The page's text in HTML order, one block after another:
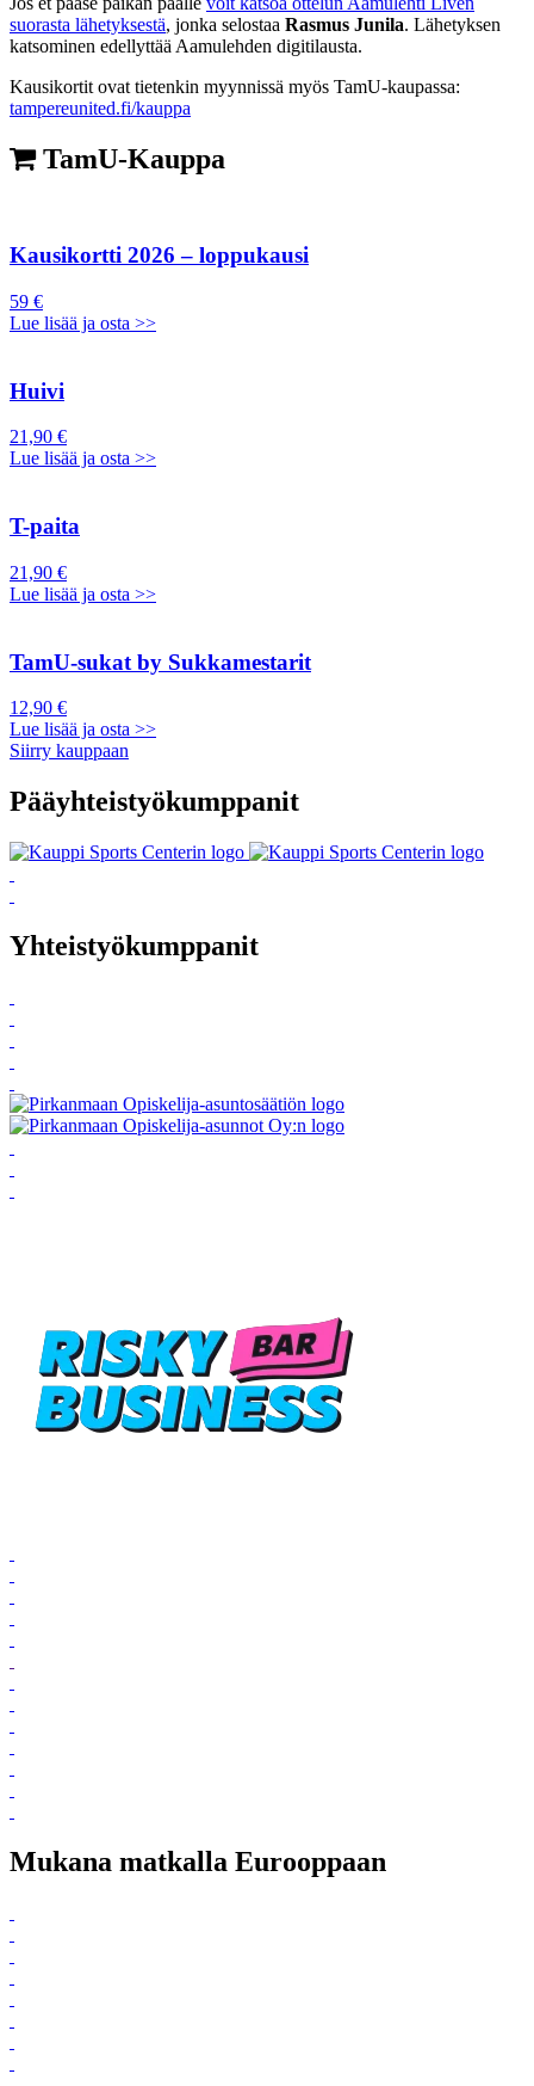
suorasta lähetyksestä, jonka selostaa Rasmus Junila. Lähetyksen
katsominen edellyttää Aamulehden digitilausta.
Kausikortit ovat tietenkin myynnissä myös TamU-kaupassa:
tampereunited.fi/kauppa
TamU-Kauppa
Kausikortti 2026 – loppukausi
59 €
Lue lisää ja osta >>
Huivi
21,90 €
Lue lisää ja osta >>
T-paita
21,90 €
Lue lisää ja osta >>
TamU-sukat by Sukkamestarit
12,90 €
Lue lisää ja osta >>
Siirry kauppaan
Pääyhteistyökumppanit
Yhteistyökumppanit
Mukana matkalla Eurooppaan